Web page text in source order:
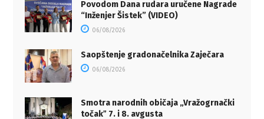
Povodom Dana rudara uručene Nagrade
“Inženjer Šistek” (VIDEO)
06/08/2026
Saopštenje gradonačelnika Zaječara
06/08/2026
Smotra narodnih običaja „Vražogrnački
točakˮ 7. i 8. avgusta